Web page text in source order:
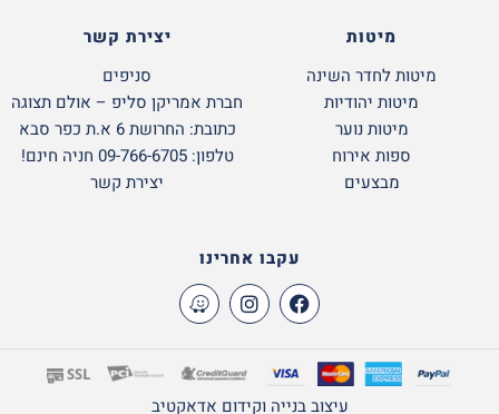
מיטות
מיטות לחדר השינה
מיטות יהודיות
מיטות נוער
ספות אירוח
מבצעים
יצירת קשר
סניפים
חברת אמריקן סליפ – אולם תצוגה
כתובת: החרושת 6 א.ת כפר סבא
טלפון: 09-766-6705 חניה חינם!
יצירת קשר
עקבו אחרינו
עיצוב בנייה וקידום אדאקטיב